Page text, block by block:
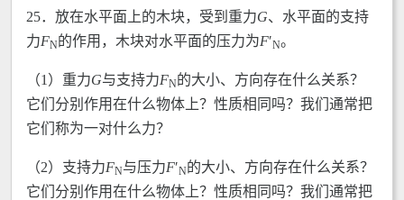
25．放在水平面上的木块，受到重力G、水平面的支持
力FN的作用，木块对水平面的压力为FʹN。
（1）重力G与支持力FN的大小、方向存在什么关系？
它们分别作用在什么物体上？性质相同吗？我们通常把
它们称为一对什么力？
（2）支持力FN与压力FʹN的大小、方向存在什么关系？
它们分别作用在什么物体上？性质相同吗？我们通常把